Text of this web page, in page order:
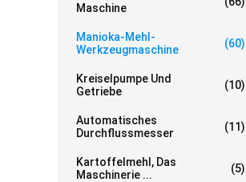
Maschine
Manioka-Mehl-
Werkzeugmaschine
(60)
Kreiselpumpe Und
Getriebe
(10)
Automatisches
Durchflussmesser
(11)
Kartoffelmehl, Das
Maschinerie ...
(5)